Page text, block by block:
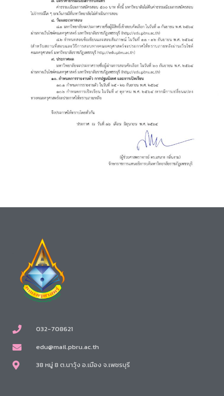
032-708621
edu@mail.pbru.ac.th
38 หมู่ 8 ต.นาวุ้ง อ.เมือง จ.เพชรบุรี